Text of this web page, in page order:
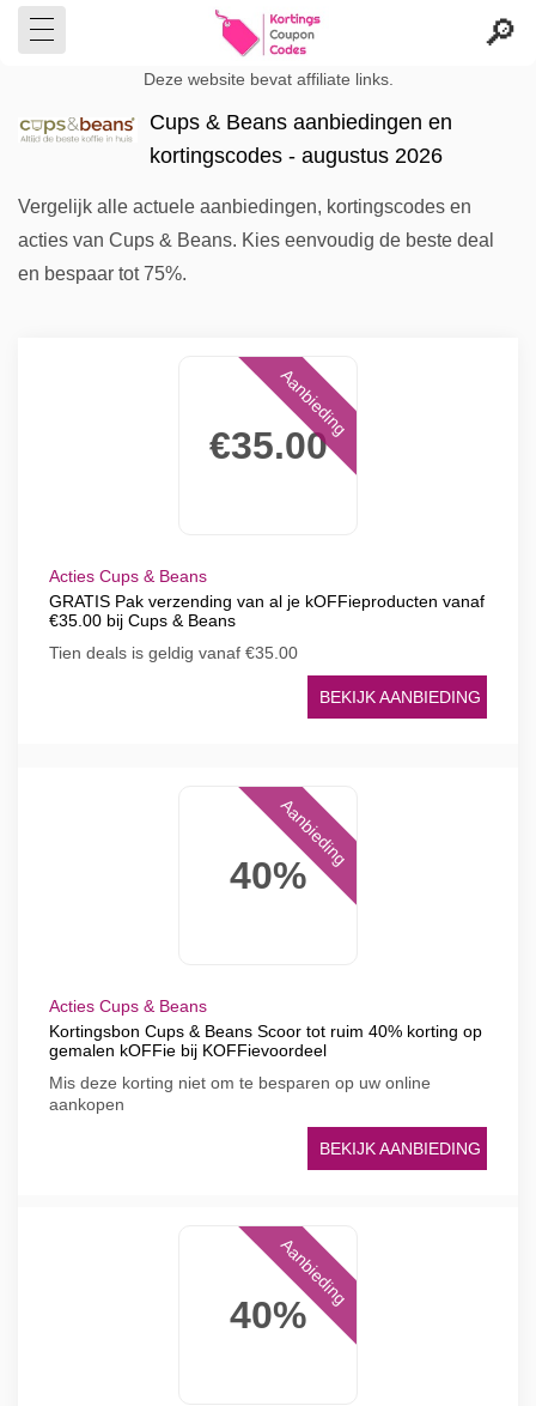
Deze website bevat affiliate links.
Cups & Beans aanbiedingen en
kortingscodes - augustus 2026
Vergelijk alle actuele aanbiedingen, kortingscodes en
acties van Cups & Beans. Kies eenvoudig de beste deal
en bespaar tot 75%.
€35.00
Aanbieding
Acties Cups & Beans
GRATIS Pak verzending van al je kOFFieproducten vanaf
€35.00 bij Cups & Beans
Tien deals is geldig vanaf €35.00
BEKIJK AANBIEDING
40%
Aanbieding
Acties Cups & Beans
Kortingsbon Cups & Beans Scoor tot ruim 40% korting op
gemalen kOFFie bij KOFFievoordeel
Mis deze korting niet om te besparen op uw online
aankopen
BEKIJK AANBIEDING
40%
Aanbieding